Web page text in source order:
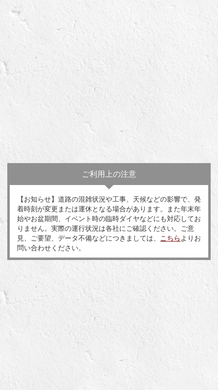
ご利用上の注意
【お知らせ】道路の混雑状況や工事、天候などの影響で、発
着時刻が変更または運休となる場合があります。また年末年
始やお盆期間、イベント時の臨時ダイヤなどにも対応してお
りません。実際の運行状況は各社にご確認ください。ご意
見、ご要望、データ不備などにつきましては、
こちら よりお
問い合わせください。